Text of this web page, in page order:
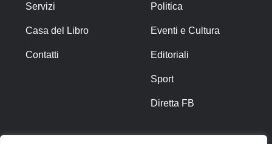
Servizi
Casa del Libro
Contatti
Politica
Eventi e Cultura
Editoriali
Sport
Diretta FB